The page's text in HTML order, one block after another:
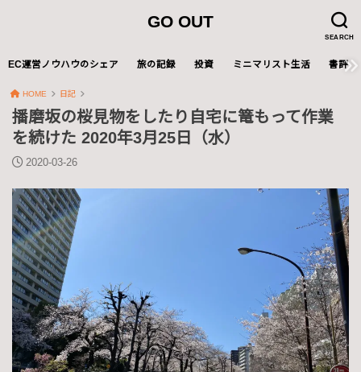
SEARCH
GO OUT
EC運営ノウハウのシェア 旅の記録 投資 ミニマリスト生活 書評
HOME 日記
播磨坂の桜見物をしたり自宅に篭もって作業
を続けた 2020年3月25日（水）
2020-03-26